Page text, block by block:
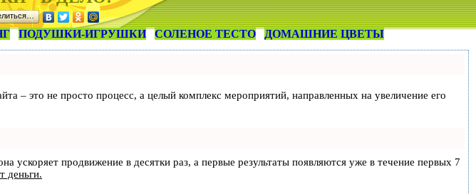
ПОДУШКИ-ИГРУШКИ СОЛЕНОЕ ТЕСТО ДОМАШНИЕ ЦВЕТЫ
– это не просто процесс, а целый комплекс мероприятий, направленных на увеличение его
ускоряет продвижение в десятки раз, а первые результаты появляются уже в течение первых 7
деньги.